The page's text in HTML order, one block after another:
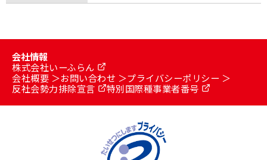
会社情報
株式会社いーふらん
会社概要
お問い合わせ
プライバシーポリシー
反社会勢力排除宣言
特別国際種事業者番号